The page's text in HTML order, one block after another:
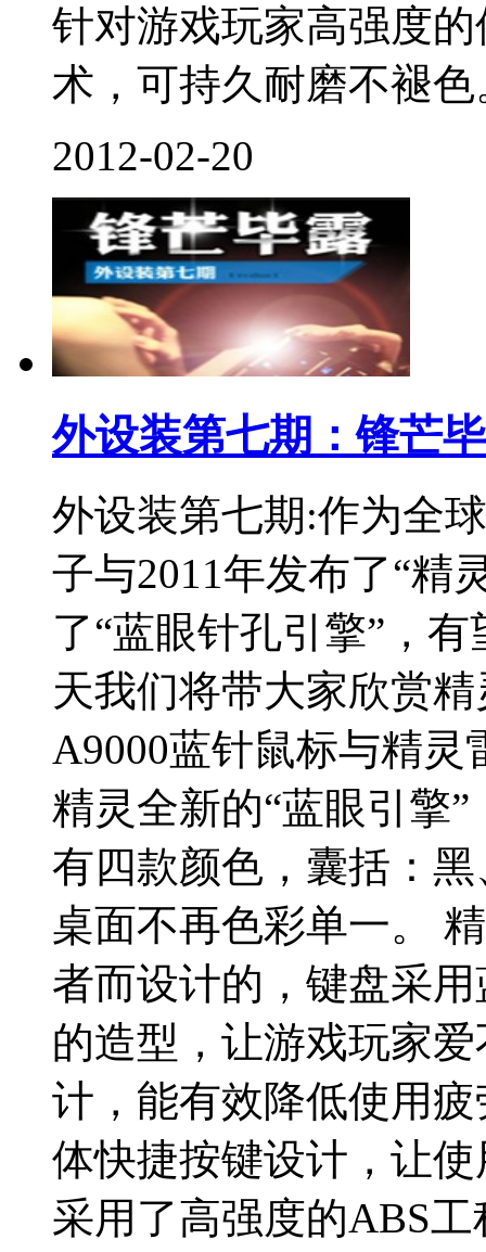
针对游戏玩家高强度
术，可持久耐磨不褪色
2012-02-20
外设装第七期：锋芒
外设装第七期:作为全
子与2011年发布了“精
了“蓝眼针孔引擎”，
天我们将带大家欣赏
A9000蓝针鼠标与精灵
精灵全新的“蓝眼引擎
有四款颜色，囊括：
桌面不再色彩单一。
者而设计的，键盘采
的造型，让游戏玩家
计，能有效降低使用
体快捷按键设计，让
采用了高强度的ABS